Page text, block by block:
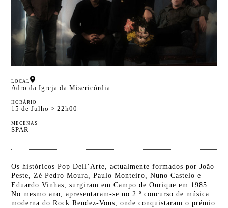
LOCAL
Adro da Igreja da Misericórdia
HORÁRIO
15 de Julho > 22h00
MECENAS
SPAR
Os históricos Pop Dell’Arte, actualmente formados por João
Peste, Zé Pedro Moura, Paulo Monteiro, Nuno Castelo e
Eduardo Vinhas, surgiram em Campo de Ourique em 1985.
No mesmo ano, apresentaram-se no 2.º concurso de música
moderna do Rock Rendez-Vous, onde conquistaram o prémio